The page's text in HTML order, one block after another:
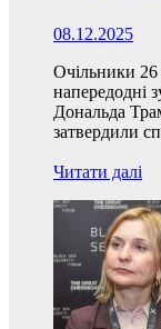
08.12.2025
Очільники
напередодні
Дональда
затвердили
Читати далі